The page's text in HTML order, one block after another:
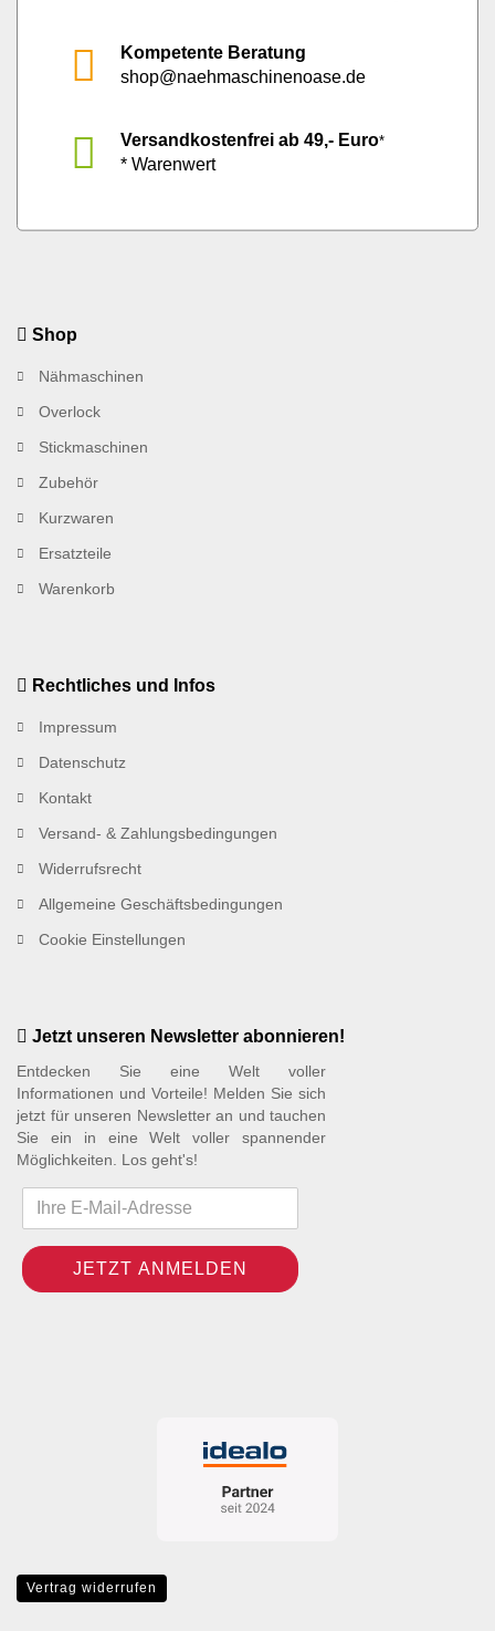
Kompetente Beratung
shop@naehmaschinenoase.de
Versandkostenfrei ab 49,- Euro*
* Warenwert
Shop
Nähmaschinen
Overlock
Stickmaschinen
Zubehör
Kurzwaren
Ersatzteile
Warenkorb
Rechtliches und Infos
Impressum
Datenschutz
Kontakt
Versand- & Zahlungsbedingungen
Widerrufsrecht
Allgemeine Geschäftsbedingungen
Cookie Einstellungen
Jetzt unseren Newsletter abonnieren!
Entdecken Sie eine Welt voller
Informationen und Vorteile! Melden Sie sich
jetzt für unseren Newsletter an und tauchen
Sie ein in eine Welt voller spannender
Möglichkeiten. Los geht's!
Vertrag widerrufen